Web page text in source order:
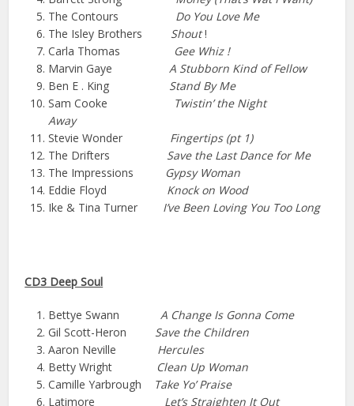
The Contours Do You Love Me
The Isley Brothers Shout!
Carla Thomas Gee Whiz !
Marvin Gaye A Stubborn Kind of Fellow
Ben E . King Stand By Me
Sam Cooke Twistin’ the Night
Away
Stevie Wonder Fingertips (pt 1)
The Drifters Save the Last Dance for Me
The Impressions Gypsy Woman
Eddie Floyd Knock on Wood
Ike & Tina Turner I’ve Been Loving You Too Long
CD3 Deep Soul
Bettye Swann A Change Is Gonna Come
Gil Scott-Heron Save the Children
Aaron Neville Hercules
Betty Wright Clean Up Woman
Camille Yarbrough Take Yo’ Praise
Latimore Let’s Straighten It Out